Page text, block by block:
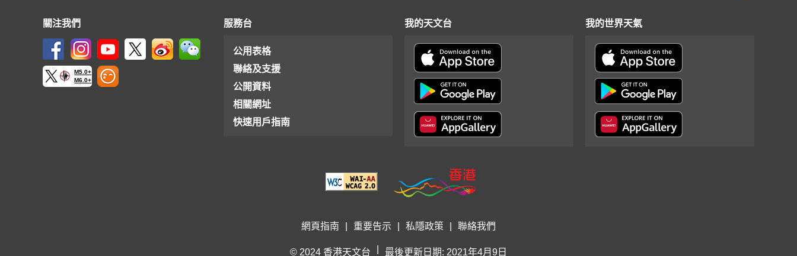
關注我們
M5.0+
M6.0+
服務台
公用表格
聯絡及支援
公開資料
相關網址
快速用戶指南
我的天文台 我的世界天氣
網頁指南 重要告示 私隱政策 聯絡我們
© 2024 香港天文台 最後更新日期: 2021年4月9日